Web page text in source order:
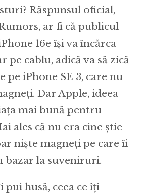
Răspunsul oficial,
ar fi că publicul
16e își va încărca
pe cablu, adică va să zică
pe iPhone SE 3, care nu
Dar Apple, ideea
mai bună pentru
ales că nu era cine știe
niște magneți pe care îi
bazar la suveniruri.
pui husă, ceea ce îți